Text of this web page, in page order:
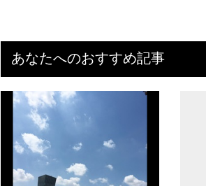
あなたへのおすすめ記事